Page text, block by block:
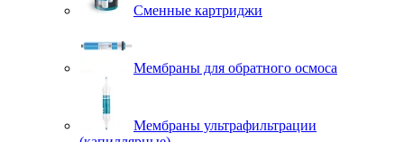
Сменные картриджи
Мембраны для обратного осмоса
Мембраны ультрафильтрации